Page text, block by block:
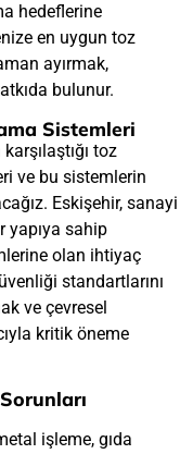
hedeflerine
en uygun toz
ayırmak,
bulunur.
Sistemleri
toz
ve bu sistemlerin
Eskişehir, sanayi
yapıya sahip
olan ihtiyaç
standartlarını
ve çevresel
kritik öneme
işleme, gıda